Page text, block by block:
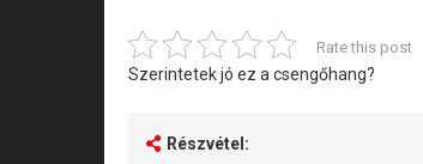
Rate this post
Szerintetek jó ez a csengőhang?
Részvétel: